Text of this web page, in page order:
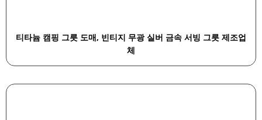
티타늄 캠핑 그릇 도매, 빈티지 무광 실버 금속 서빙 그릇 제조업
체